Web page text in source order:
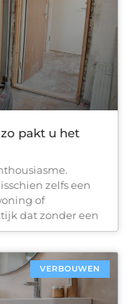
pakt u het
zelfs een
of
dat zonder een
VERBOUWEN